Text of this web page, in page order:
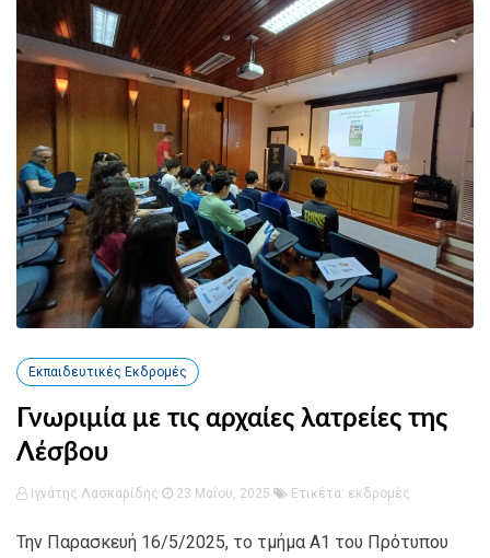
Εκπαιδευτικές Εκδρομές
Γνωριμία με τις αρχαίες λατρείες της
Λέσβου
Ιγνάτης Λασκαρίδης 23 Μαΐου, 2025 Ετικέτα: εκδρομές
Την Παρασκευή 16/5/2025, το τμήμα Α1 του Πρότυπου